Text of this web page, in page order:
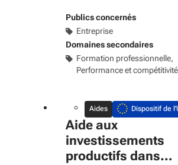
Publics concernés
Entreprise
Domaines secondaires
Formation professionnelle
Performance et compétitivité
Aides Dispositif de
Aide aux
investissements
productifs dans